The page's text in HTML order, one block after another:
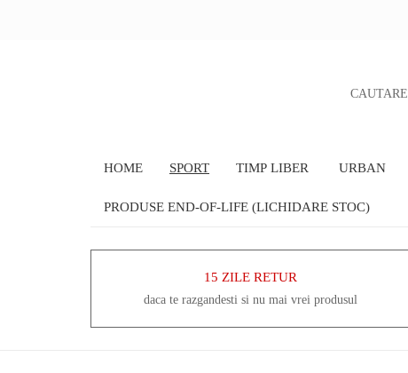
CAUTARE
HOME SPORT TIMP LIBER URBAN
PRODUSE END-OF-LIFE (LICHIDARE STOC)
15 ZILE RETUR
daca te razgandesti si nu mai vrei produsul